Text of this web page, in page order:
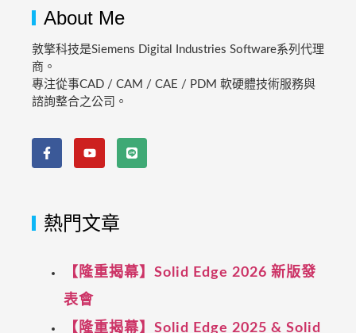
About Me
敦擎科技是Siemens Digital Industries Software系列代理
商。
專注從事CAD / CAM / CAE / PDM 軟硬體技術服務與
諮詢整合之公司。
熱門文章
【隆重揭幕】Solid Edge 2026 新版發
表會
【隆重揭幕】Solid Edge 2025 & Solid